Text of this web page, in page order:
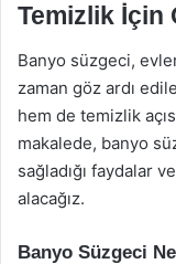
Temizlik İçin
Banyo süzgeci,
zaman göz ardı
hem de temizlik
makalede, banyo
sağladığı faydalar
alacağız.
Banyo Süzgeci